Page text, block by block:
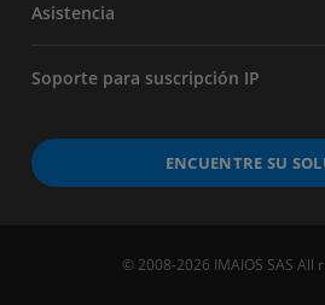
Asistencia
Soporte para suscripción IP
ENCUENTRE SU
© 2008-2026 IMAIOS SAS All